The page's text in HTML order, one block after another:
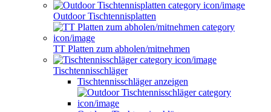
Outdoor Tischtennisplatten
TT Platten zum abholen/mitnehmen
Tischtennisschläger
Tischtennisschläger anzeigen